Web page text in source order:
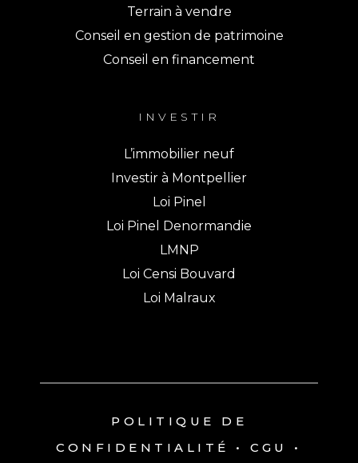
Terrain à vendre
Conseil en gestion de patrimoine
Conseil en financement
INVESTIR
L’immobilier neuf
Investir à Montpellier
Loi Pinel
Loi Pinel Denormandie
LMNP
Loi Censi Bouvard
Loi Malraux
POLITIQUE DE
CONFIDENTIALITÉ
•CGU •